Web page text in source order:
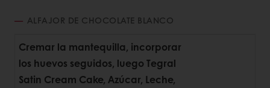
ALFAJOR DE CHOCOLATE BLANCO
Cremar la mantequilla, incorporar
los huevos seguidos, luego Tegral
Satin Cream Cake, Azúcar, Leche,